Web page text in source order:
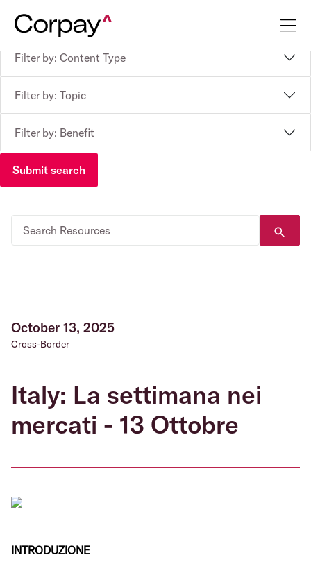
Filter by: Content Type
Filter by: Topic
Filter by: Benefit
Submit search
October 13, 2025
Cross-Border
Italy: La settimana nei
mercati - 13 Ottobre
INTRODUZIONE